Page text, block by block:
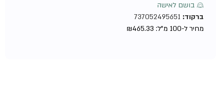
♀ בושם לאישה
ברקוד:737052495651
מחיר ל-100 מ"ל:
₪465.33